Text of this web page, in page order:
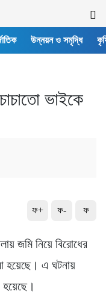
উন্নয়ন ও সমৃদ্ধি
ভাইকে
ফ+ ফ- ফ
জমি নিয়ে বিরোধের
হয়েছে। এ ঘটনায়